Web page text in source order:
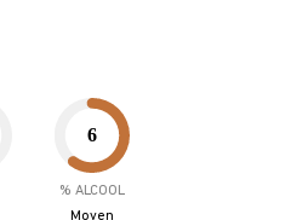
% ALCOOL
Moyen